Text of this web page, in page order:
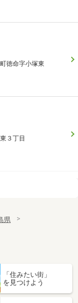
徳命字小塚東
３丁目
８
県
「住みたい街」
を見つけよう